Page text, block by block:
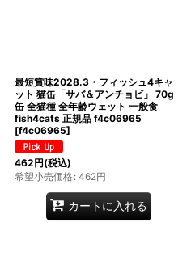
最短賞味2028.3・フィッシュ4キャ
ット 猫缶「サバ＆アンチョビ」 70g
缶 全猫種 全年齢ウェット 一般食
fish4cats 正規品 f4c06965
[f4c06965]
462円(税込)
希望小売価格: 462円
カートに入れる